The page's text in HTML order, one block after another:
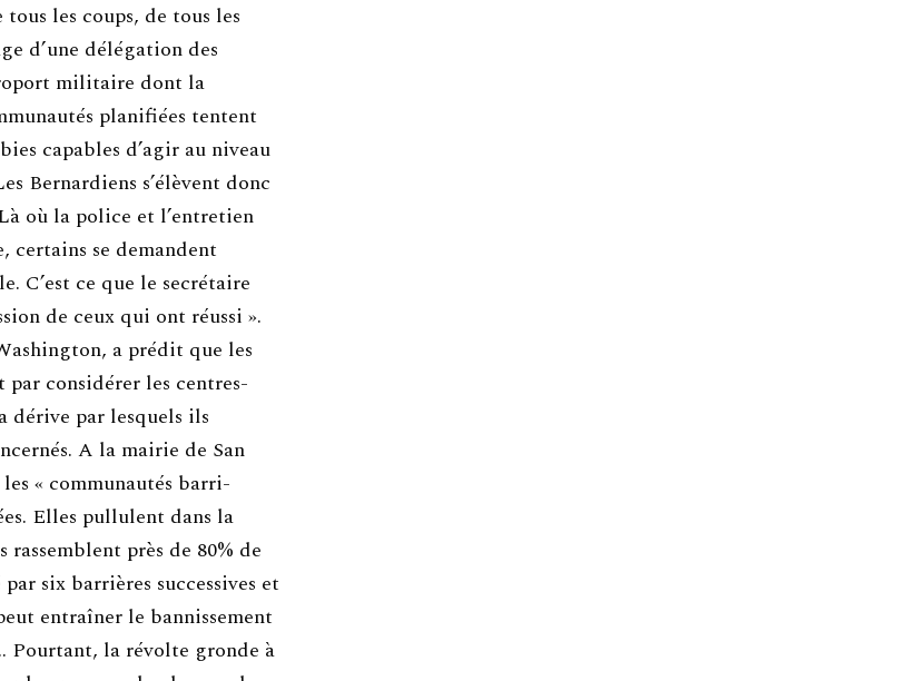
les coups, de tous les
d’une délégation des
militaire dont la
planifiées tentent
capables d’agir au niveau
Bernardiens s’élèvent donc
où la police et l’entretien
certains se demandent
C’est ce que le secrétaire
de ceux qui ont réussi ».
a prédit que les
considérer les centres-
dérive par lesquels ils
A la mairie de San
« communautés barri-
Elles pullulent dans la
près de 80% de
six barrières successives et
entraîner le bannissement
Pourtant, la révolte gronde à